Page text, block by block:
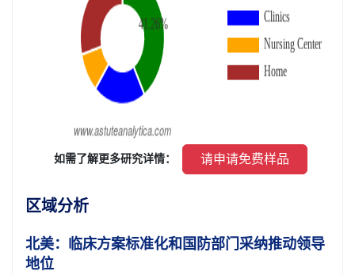
如需了解更多研究详情： 请申请免费样品
区域分析
北美：临床方案标准化和国防部门采纳推动领导
地位